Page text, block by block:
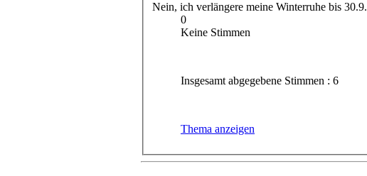
Nein, ich verlängere meine Winterruhe bis 30.9.
0
Keine Stimmen
Insgesamt abgegebene Stimmen : 6
Thema anzeigen